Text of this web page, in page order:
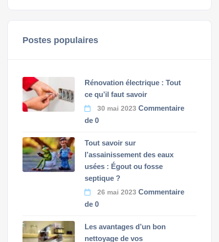
Postes populaires
Rénovation électrique : Tout
ce qu’il faut savoir
30 mai 2023 Commentaire
de 0
Tout savoir sur
l’assainissement des eaux
usées : Égout ou fosse
septique ?
26 mai 2023 Commentaire
de 0
Les avantages d’un bon
nettoyage de vos